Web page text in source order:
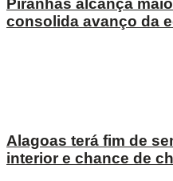
Piranhas alcança
consolida avanço da
Alagoas terá fim de
interior e chance de